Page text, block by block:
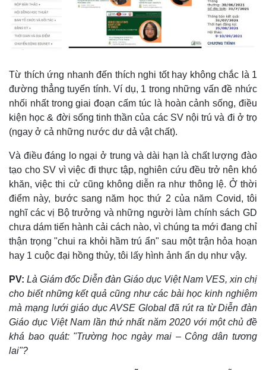
Kinh tế
Khởi nghiệp
Thị trường
Tiêu dùng
Tỷ giá
Chứng khoán
Giá cà phê
Từ thích ứng nhanh đến thích nghi tốt hay không chắc là 1
đường thẳng tuyến tính. Ví dụ, 1 trong những vấn đề nhức
nhối nhất trong giai đoạn cấm túc là hoàn cảnh sống, điều
kiện học & đời sống tinh thần của các SV nội trú và đi ở trọ
(ngay ở cả những nước dư dả vật chất).
Và điều đáng lo ngại ở trung và dài hạn là chất lượng đào
tạo cho SV vì việc đi thực tập, nghiên cứu đều trở nên khó
khăn, việc thi cử cũng không diễn ra như thông lệ. Ở thời
điểm này, bước sang năm học thứ 2 của năm Covid, tôi
nghĩ các vị Bộ trưởng và những người làm chính sách GD
chưa dám tiến hành cải cách nào, vì chúng ta mới đang chỉ
thận trọng "chui ra khỏi hầm trú ẩn" sau một trận hỏa hoạn
hay 1 cuộc đại hồng thủy, tôi lấy hình ảnh ẩn dụ như vậy.
PV: Là Giám đốc Diễn đàn Giáo dục Việt Nam VES, xin chị
cho biết những kết quả cũng như các bài học kinh nghiệm
mà mạng lưới giáo dục AVSE Global đã rút ra từ Diễn đàn
Giáo dục Việt Nam lần thứ nhất năm 2020 với một chủ đề
khá bao quát: "Trường học ngày mai – Công dân tương
lai"?